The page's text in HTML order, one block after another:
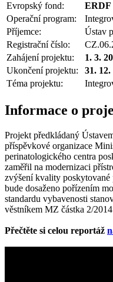
Evropský fond:
ERDF
Operační program:
Příjemce:
Ústav
Registrační číslo:
Zahájení projektu:
1. 3.
Ukončení projektu:
31. 12.
Téma projektu:
Informace o
Projekt předkládaný
příspěvkové organizace
perinatologického centra
zaměřil na modernizaci
zvýšení kvality poskytované
bude dosaženo pořízením
standardu vybavenosti
věstníkem MZ částka 2/
Přečtěte si celou reportáž